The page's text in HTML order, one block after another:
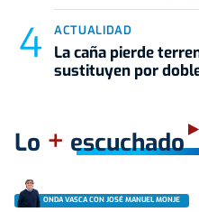
ACTUALIDAD
La caña pierde
sustituyen por
Lo + escuchado
ONDA VASCA CON JOSÉ MANUEL MONJE